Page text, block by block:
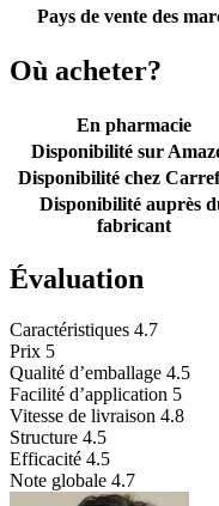
Pays de vente des
Où acheter?
En pharmacie
Disponibilité sur
Disponibilité chez
Disponibilité auprès
fabricant
Évaluation
Caractéristiques 4.7
Prix 5
Qualité d’emballage 4.5
Facilité d’application 5
Vitesse de livraison 4.8
Structure 4.5
Efficacité 4.5
Note globale 4.7